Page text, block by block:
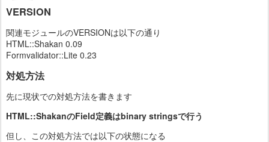
VERSION
関連モジュールのVERSIONは以下の通り
HTML::Shakan 0.09
Formvalidator::Lite 0.23
対処方法
先に現状での対処方法を書きます
HTML::ShakanのField定義はbinary stringsで行う
但し、この対処方法では以下の状態になる